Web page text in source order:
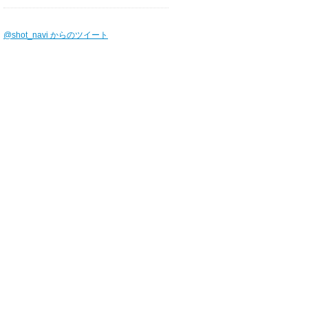
@shot_navi からのツイート